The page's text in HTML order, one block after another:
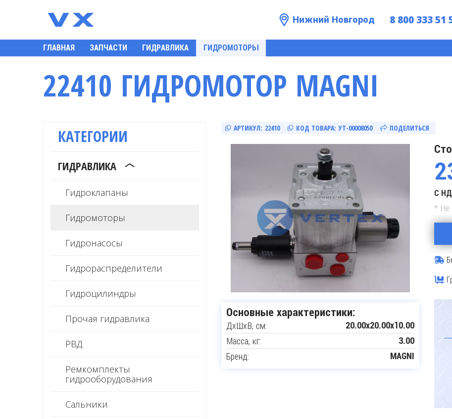
Нижний Новгород 8 800 333 51
ГЛАВНАЯ ЗАПЧАСТИ ГИДРАВЛИКА ГИДРОМОТОРЫ
22410 ГИДРОМОТОР MAGNI
КАТЕГОРИИ
ГИДРАВЛИКА
Гидроклапаны
Гидромоторы
Гидронасосы
Гидрораспределители
Гидроцилиндры
Прочая гидравлика
РВД
Ремкомплекты
гидрооборудования
Сальники
АРТИКУЛ: 22410 КОД ТОВАРА: УТ-00008050 ПОДЕЛИТЬСЯ
Основные характеристики:
ДxШxВ, см: 20.00x20.00x10.00
Масса, кг: 3.00
Бренд: MAGNI
С
* Не